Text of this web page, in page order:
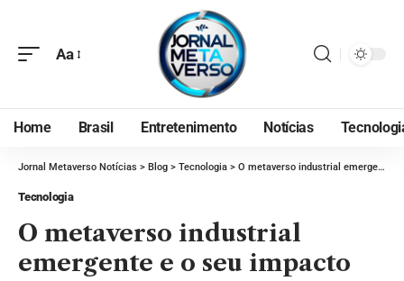
Aa
Home Brasil Entretenimento Notícias
Jornal Metaverso Notícias > Blog > Tecnologia > O metaverso industrial emergente e o seu impacto
Tecnologia
O metaverso industrial
emergente e o seu impacto